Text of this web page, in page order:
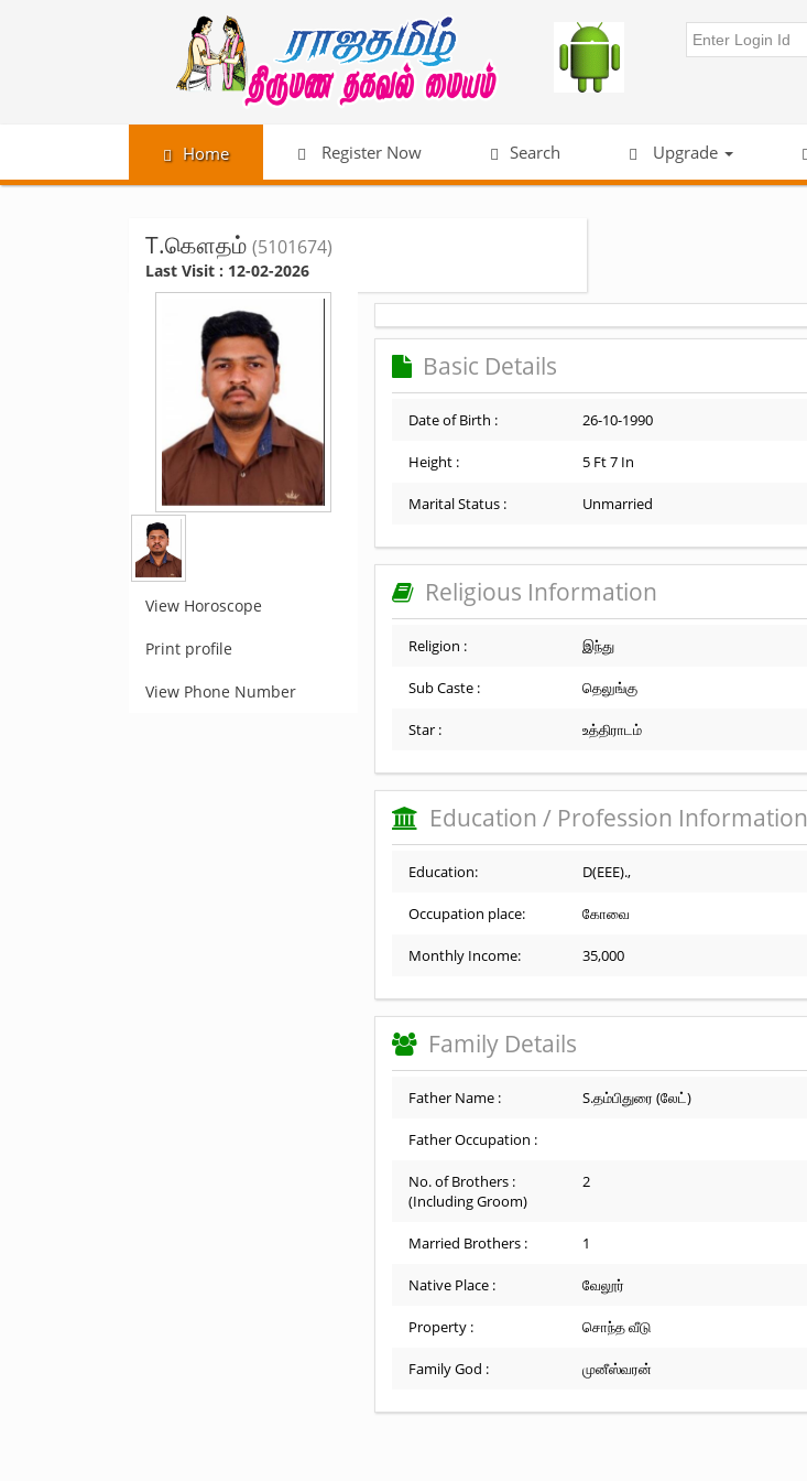
Home Register Now Search Upgrade
T.கௌதம் (5101674)
Last Visit : 12-02-2026
View Horoscope
Print profile
View Phone Number
Basic Details
Date of Birth : 26-10-1990
Height : 5 Ft 7 In
Marital Status : Unmarried
Religious Information
Religion : இந்து
Sub Caste : தெலுங்கு
Star : உத்திராடம்
Education / Profession Information
Education: D(EEE).,
Occupation place: கோவை
Monthly Income: 35,000
Family Details
Father Name : S.தம்பிதுரை (லேட்)
Father Occupation :
No. of Brothers :
(Including Groom)
2
Married Brothers : 1
Native Place : வேலூர்
Property : சொந்த வீடு
Family God : முனீஸ்வரன்